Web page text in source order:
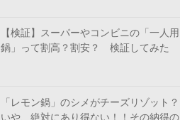
【検証】スーパーやコンビニの「一人用
鍋」って割高？割安？ 検証してみた
「レモン鍋」のシメがチーズリゾット？
いや、絶対にあり得ない！！その納得の